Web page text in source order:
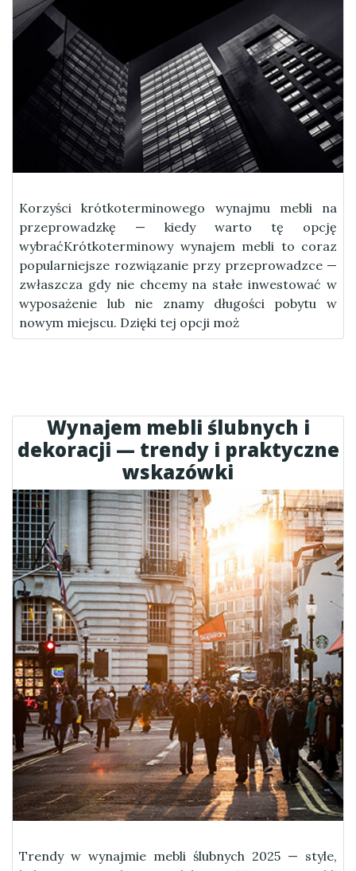
Korzyści krótkoterminowego wynajmu mebli na
przeprowadzkę — kiedy warto tę opcję
wybraćKrótkoterminowy wynajem mebli to coraz
popularniejsze rozwiązanie przy przeprowadzce —
zwłaszcza gdy nie chcemy na stałe inwestować w
wyposażenie lub nie znamy długości pobytu w
nowym miejscu. Dzięki tej opcji moż
Wynajem mebli ślubnych i
dekoracji — trendy i praktyczne
wskazówki
Trendy w wynajmie mebli ślubnych 2025 — style,